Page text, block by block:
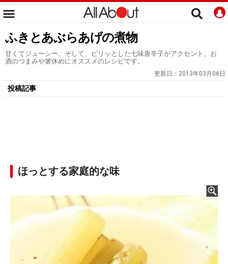
ふきとあぶらあげの煮物
甘くてジューシー、そして、ピリッとした七味唐辛子がアクセント。お
酒のつまみや箸休めにオススメのレシピです。
更新日： 2013年03月06日
投稿記事
ほっとする家庭的な味